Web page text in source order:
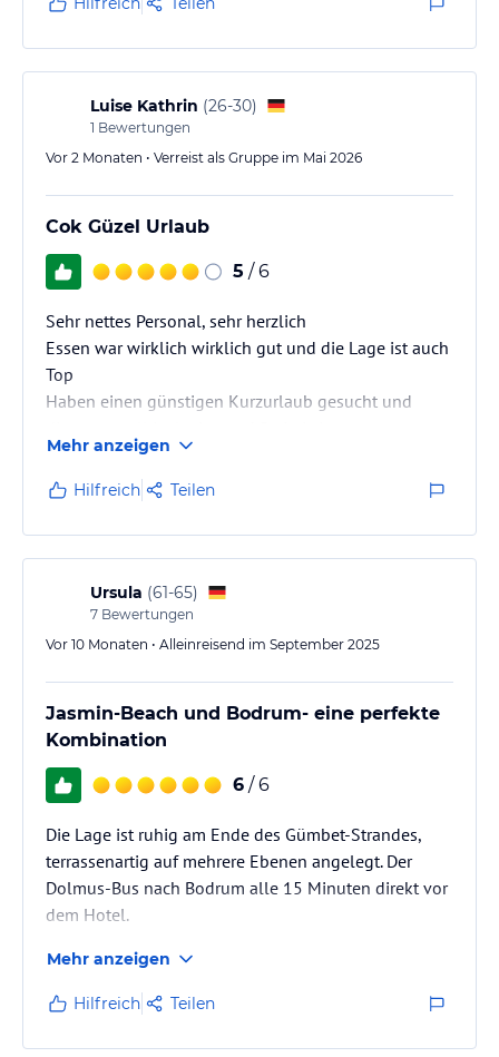
Luise Kathrin (26-30)
1 Bewertungen
Vor 2 Monaten • Verreist als Gruppe im Mai 2026
Cok Güzel Urlaub
5 / 6
Sehr nettes Personal, sehr herzlich
Essen war wirklich wirklich gut und die Lage ist auch
Top
Haben einen günstigen Kurzurlaub gesucht und
Mehr anzeigen
Hilfreich Teilen
Ursula (61-65)
7 Bewertungen
Vor 10 Monaten • Alleinreisend im September 2025
Jasmin-Beach und Bodrum- eine perfekte
Kombination
6 / 6
Die Lage ist ruhig am Ende des Gümbet-Strandes,
terrassenartig auf mehrere Ebenen angelegt. Der
Dolmus-Bus nach Bodrum alle 15 Minuten direkt vor
dem Hotel.
Mehr anzeigen
Hilfreich Teilen